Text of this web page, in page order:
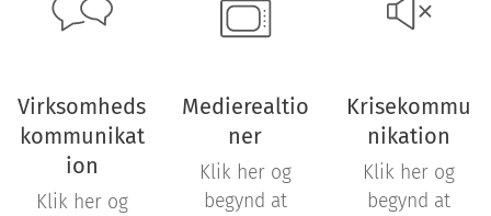
Virksomheds
kommunikat
ion
Klik her og
Medierealtio
ner
Klik her og
begynd at
Krisekommu
nikation
Klik her og
begynd at